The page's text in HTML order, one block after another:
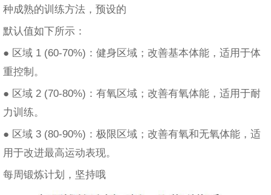
种成熟的训练方法，预设的
默认值如下所示：
● 区域 1 (60-70%)：健身区域；改善基本体能，适用于体
重控制。
● 区域 2 (70-80%)：有氧区域；改善有氧体能，适用于耐
力训练。
● 区域 3 (80-90%)：极限区域；改善有氧和无氧体能，适
用于改进最高运动表现。
每周锻炼计划，坚持哦